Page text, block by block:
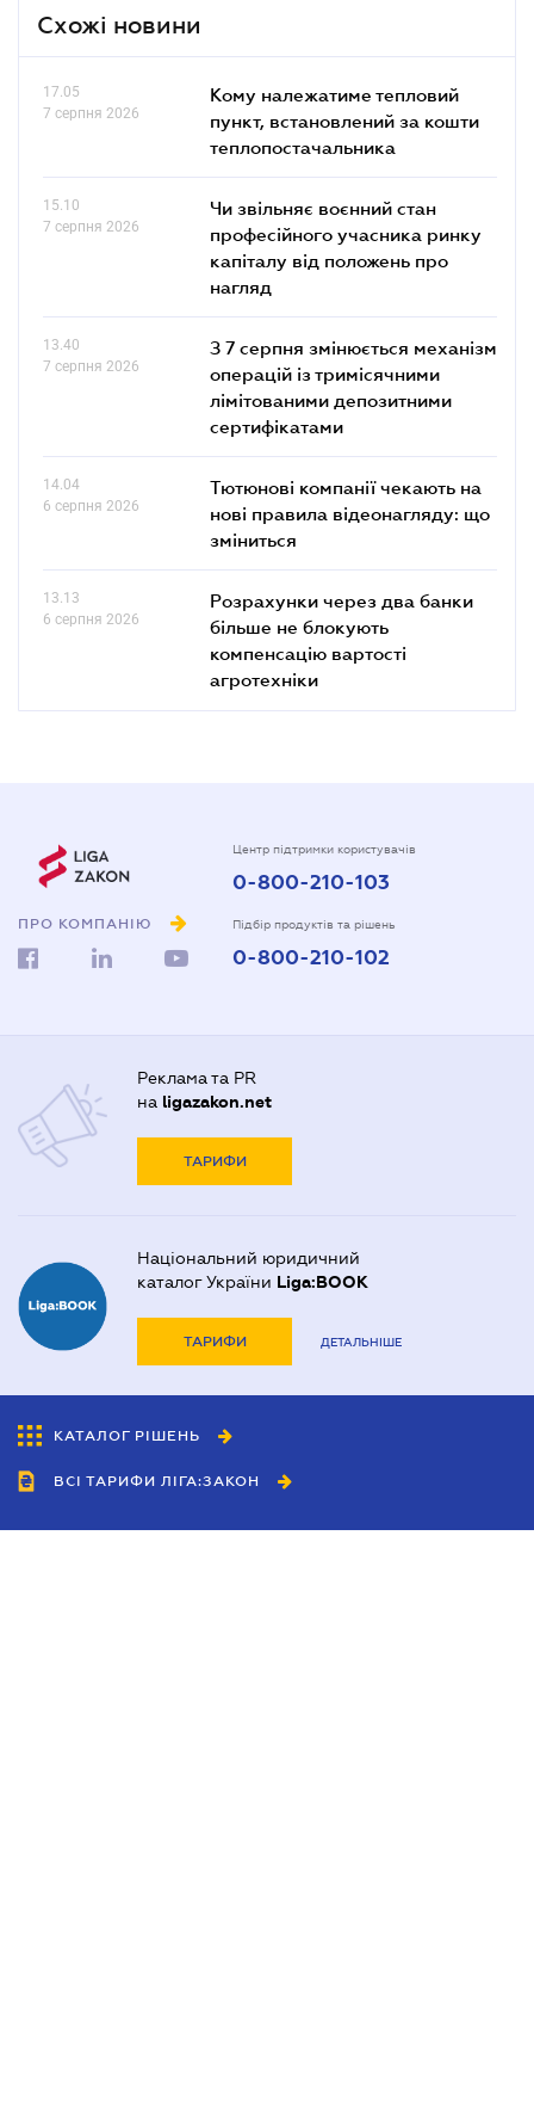
Схожі новини
17.05
7 серпня 2026
Кому належатиме тепловий
пункт, встановлений за кошти
теплопостачальника
15.10
7 серпня 2026
Чи звільняє воєнний стан
професійного учасника ринку
капіталу від положень про
нагляд
13.40
7 серпня 2026
З 7 серпня змінюється механізм
операцій із тримісячними
лімітованими депозитними
сертифікатами
14.04
6 серпня 2026
Тютюнові компанії чекають на
нові правила відеонагляду: що
зміниться
13.13
6 серпня 2026
Розрахунки через два банки
більше не блокують
компенсацію вартості
агротехніки
ПРО КОМПАНІЮ
Центр підтримки користувачів
0-800-210-103
Підбір продуктів та рішень
0-800-210-102
Реклама та PR
на ligazakon.net
ТАРИФИ
Національний юридичний
каталог України Liga:BOOK
ТАРИФИ ДЕТАЛЬНІШЕ
КАТАЛОГ РІШЕНЬ
ВСІ ТАРИФИ ЛІГА:ЗАКОН